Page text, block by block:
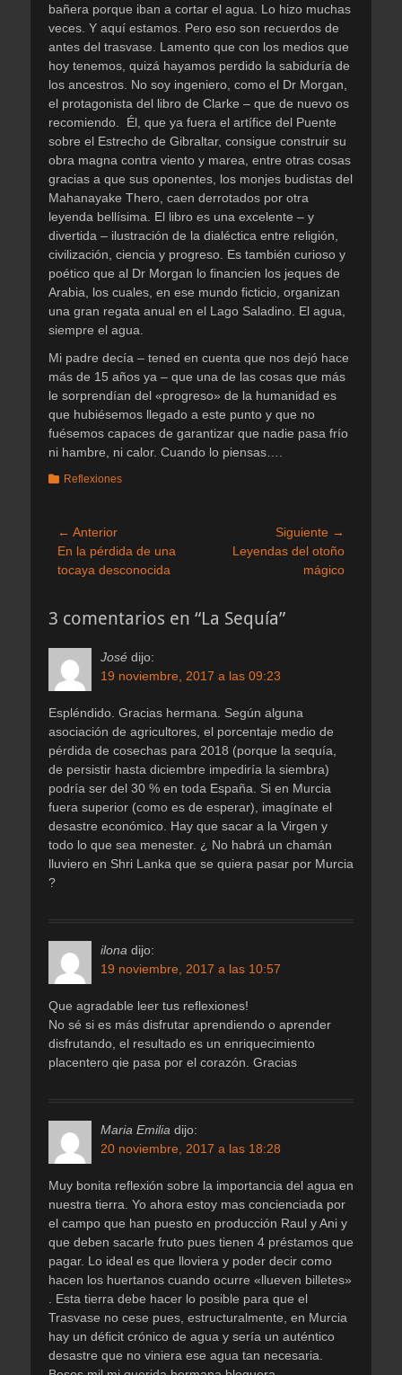
bañera porque iban a cortar el agua. Lo hizo muchas
veces. Y aquí estamos. Pero eso son recuerdos de
antes del trasvase. Lamento que con los medios que
hoy tenemos, quizá hayamos perdido la sabiduría de
los ancestros. No soy ingeniero, como el Dr Morgan,
el protagonista del libro de Clarke – que de nuevo os
recomiendo. Él, que ya fuera el artífice del Puente
sobre el Estrecho de Gibraltar, consigue construir su
obra magna contra viento y marea, entre otras cosas
gracias a que sus oponentes, los monjes budistas del
Mahanayake Thero, caen derrotados por otra
leyenda bellísima. El libro es una excelente – y
divertida – ilustración de la dialéctica entre religión,
civilización, ciencia y progreso. Es también curioso y
poético que al Dr Morgan lo financien los jeques de
Arabia, los cuales, en ese mundo ficticio, organizan
una gran regata anual en el Lago Saladino. El agua,
siempre el agua.
Mi padre decía – tened en cuenta que nos dejó hace
más de 15 años ya – que una de las cosas que más
le sorprendían del «progreso» de la humanidad es
que hubiésemos llegado a este punto y que no
fuésemos capaces de garantizar que nadie pasa frío
ni hambre, ni calor. Cuando lo piensas….
Categorias
Reflexiones
Navegación
de
entradas
← Anterior
Entrada
anterior:
En la pérdida de una
tocaya desconocida
Siguiente →
EntradaLeyendas del otoño
mágico
3 comentarios en “La Sequía”
José dijo:
19 noviembre, 2017 a las 09:23
Espléndido. Gracias hermana. Según alguna
asociación de agricultores, el porcentaje medio de
pérdida de cosechas para 2018 (porque la sequía,
de persistir hasta diciembre impediría la siembra)
podría ser del 30 % en toda España. Si en Murcia
fuera superior (como es de esperar), imagínate el
desastre económico. Hay que sacar a la Virgen y
todo lo que sea menester. ¿ No habrá un chamán
lluviero en Shri Lanka que se quiera pasar por Murcia
?
ilona dijo:
19 noviembre, 2017 a las 10:57
Que agradable leer tus reflexiones!
No sé si es más disfrutar aprendiendo o aprender
disfrutando, el resultado es un enriquecimiento
placentero qie pasa por el corazón. Gracias
Maria Emilia dijo:
20 noviembre, 2017 a las 18:28
Muy bonita reflexión sobre la importancia del agua en
nuestra tierra. Yo ahora estoy mas concienciada por
el campo que han puesto en producción Raul y Ani y
que deben sacarle fruto pues tienen 4 préstamos que
pagar. Lo ideal es que lloviera y poder decir como
hacen los huertanos cuando ocurre «llueven billetes»
. Esta tierra debe hacer lo posible para que el
Trasvase no cese pues, estructuralmente, en Murcia
hay un déficit crónico de agua y sería un auténtico
desastre que no viniera ese agua tan necesaria.